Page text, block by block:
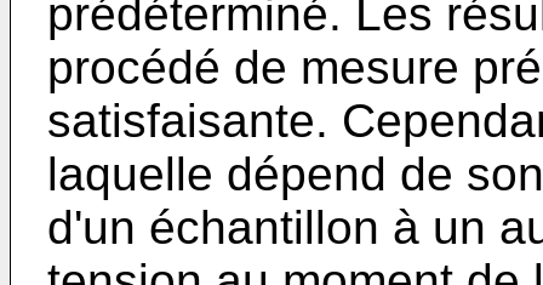
prédéterminé. Les
procédé de mesure
satisfaisante.
laquelle dépend de
d'un échantillon à un